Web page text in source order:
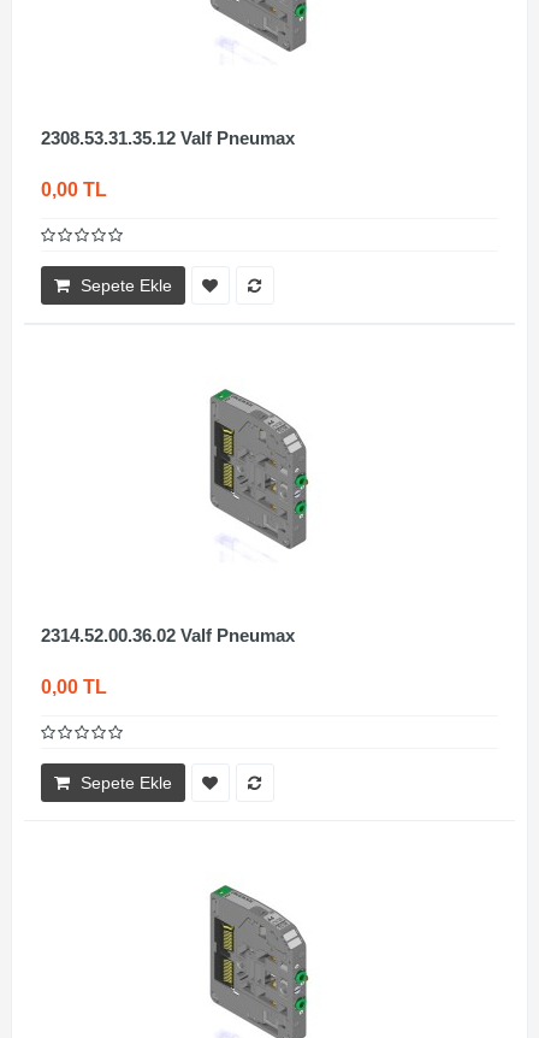
2308.53.31.35.12 Valf Pneumax
0,00 TL
Sepete Ekle
2314.52.00.36.02 Valf Pneumax
0,00 TL
Sepete Ekle